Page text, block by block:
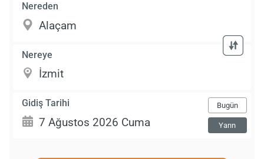
Nereden
Nereye
Gidiş Tarihi Bugün
Yarın